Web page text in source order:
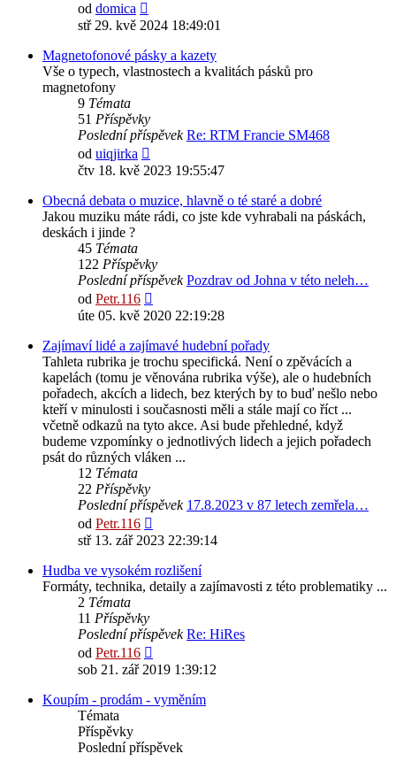
od domica
poslední
stř 29. kvě 2024 18:49:01
Magnetofonové pásky a kazety
Vše o typech, vlastnostech a kvalitách pásků pro
magnetofony
9 Témata
51 Příspěvky
Poslední příspěvek Re: RTM Francie SM468
od uiqjirka
poslední
čtv 18. kvě 2023 19:55:47
Obecná debata o muzice, hlavně o té staré a dobré
Jakou muziku máte rádi, co jste kde vyhrabali na páskách,
deskách i jinde ?
45 Témata
122 Příspěvky
Poslední příspěvek Pozdrav od Johna v této neleh…
od Petr.116
poslední
úte 05. kvě 2020 22:19:28
Zajímaví lidé a zajímavé hudební pořady
Tahleta rubrika je trochu specifická. Není o zpěvácích a
kapelách (tomu je věnována rubrika výše), ale o hudebních
pořadech, akcích a lidech, bez kterých by to buď nešlo nebo
kteří v minulosti i současnosti měli a stále mají co říct ...
včetně odkazů na tyto akce. Asi bude přehledné, když
budeme vzpomínky o jednotlivých lidech a jejich pořadech
psát do různých vláken ...
12 Témata
22 Příspěvky
Poslední příspěvek 17.8.2023 v 87 letech zemřela…
od Petr.116
poslední
stř 13. zář 2023 22:39:14
Hudba ve vysokém rozlišení
Formáty, technika, detaily a zajímavosti z této problematiky ...
2 Témata
11 Příspěvky
Poslední příspěvek Re: HiRes
od Petr.116
poslední
sob 21. zář 2019 1:39:12
Koupím - prodám - vyměním
Témata
Příspěvky
Poslední příspěvek